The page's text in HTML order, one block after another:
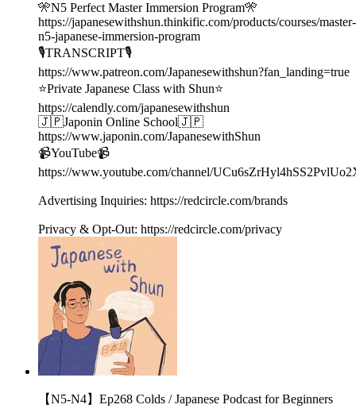
🎌N5 Perfect Master Immersion Program🎌
https://japanesewithshun.thinkific.com/products/courses/master-
n5-japanese-immersion-program
🎙TRANSCRIPT🎙
https://www.patreon.com/Japanesewithshun?fan_landing=true
⭐️Private Japanese Class with Shun⭐️
https://calendly.com/japanesewithshun
🇯🇵Japonin Online School🇯🇵
https://www.japonin.com/JapanesewithShun
📹YouTube📹
https://www.youtube.com/channel/
Advertising Inquiries: https://redcircle.com/brands
Privacy & Opt-Out: https://redcircle.com/privacy
【N5-N4】Ep268 Colds / Japanese Podcast for Beginners